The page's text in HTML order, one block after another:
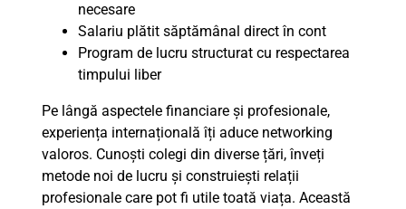
necesare
Salariu plătit săptămânal direct în cont
Program de lucru structurat cu respectarea
timpului liber
Pe lângă aspectele financiare și profesionale,
experiența internațională îți aduce networking
valoros. Cunoști colegi din diverse țări, înveți
metode noi de lucru și construiești relații
profesionale care pot fi utile toată viața. Această